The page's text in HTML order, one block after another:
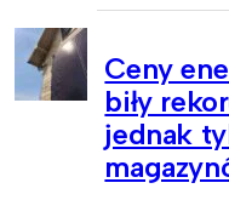
Ceny
biły
jednak